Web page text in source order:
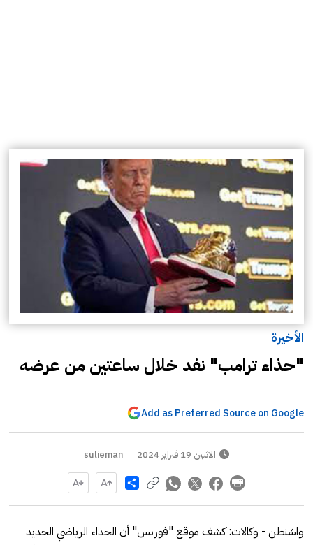
الأخيرة
"حذاء ترامب" نفد خلال ساعتين من عرضه
Add as Preferred Source on Google
الاثنين 19 فبراير 2024 sulieman
Share
واشنطن - وكالات: كشف موقع "فوربس" أن الحذاء الرياضي الجديد